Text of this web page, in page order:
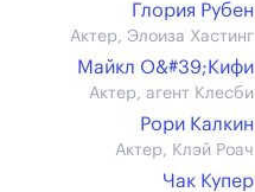
Глория Рубен
Актер, Элоиза Хастинг
Майкл О&#39;Кифи
Актер, агент Клесби
Рори Калкин
Актер, Клэй Роач
Чак Купер